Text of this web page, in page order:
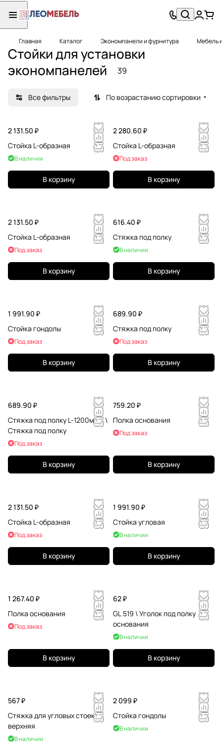
Главная Каталог Экономпанели и фурнитура Мебель
Стойки для установки
экономпанелей
39
Все фильтры По возрастанию сортировки
2 131.50 ₽
Стойка L-образная
В наличии
В корзину
2 280.60 ₽
Стойка L-образная
Под заказ
В корзину
2 131.50 ₽
Стойка L-образная
Под заказ
В корзину
616.40 ₽
Стяжка под полку
В наличии
В корзину
1 991.90 ₽
Стойка гондолы
Под заказ
В корзину
689.90 ₽
Стяжка под полку
Под заказ
В корзину
689.90 ₽
Стяжка под полку L-1200мм - \
Стяжка под полку
Под заказ
В корзину
759.20 ₽
Полка основания
Под заказ
В корзину
2 131.50 ₽
Стойка L-образная
Под заказ
В корзину
1 991.90 ₽
Стойка угловая
В наличии
В корзину
1 267.40 ₽
Полка основания
Под заказ
В корзину
62 ₽
GL 519 \ Уголок под полку
основания
В наличии
В корзину
567 ₽
Стяжка для угловых стоек
верхняя
В наличии
2 099 ₽
Стойка гондолы
В наличии